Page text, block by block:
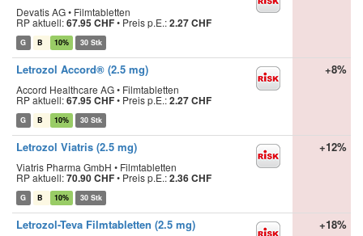
Devatis AG • Filmtabletten
RP aktuell:67.95 CHF• Preis p.E.:2.27 CHF
G B 10% 30 Stk
Letrozol Accord® (2.5 mg)
Accord Healthcare AG • Filmtabletten
RP aktuell:67.95 CHF• Preis p.E.:2.27 CHF
G B 10% 30 Stk
+8%
Letrozol Viatris (2.5 mg)
Viatris Pharma GmbH • Filmtabletten
RP aktuell:70.90 CHF• Preis p.E.:2.36 CHF
G B 10% 30 Stk
+12%
Letrozol-Teva Filmtabletten (2.5 mg) +18%